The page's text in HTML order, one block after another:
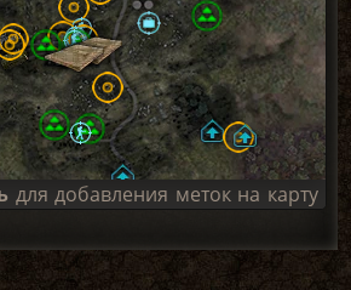
для добавления меток на карту